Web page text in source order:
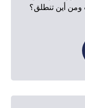
ومن أين تنطلق؟